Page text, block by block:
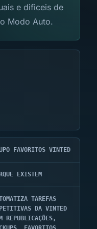
e dificeis de
Modo Auto.
FAVORITOS VINTED
EXISTEM
TAREFAS
DA VINTED
REPUBLICAÇÕES,